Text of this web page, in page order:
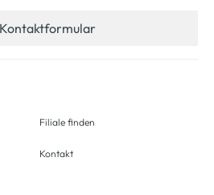
Filiale finden
Kontakt